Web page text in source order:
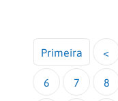
Primeira <
6 7 8